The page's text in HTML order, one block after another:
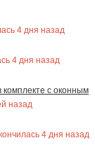
4 дня назад
4 дня назад
с оконным
назад
4 дня назад